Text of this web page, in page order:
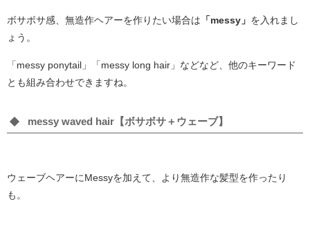
ボサボサ感、無造作ヘアーを作りたい場合は 「messy」 を入れまし
ょう。
「messy ponytail」「messy long hair」などなど、他のキーワード
とも組み合わせできますね。
messy waved hair【ボサボサ＋ウェーブ】
ウェーブヘアーにMessyを加えて、より無造作な髪型を作ったり
も。